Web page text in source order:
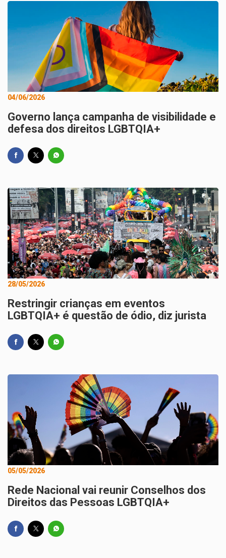
04/06/2026
Governo lança campanha de visibilidade e
defesa dos direitos LGBTQIA+
28/05/2026
Restringir crianças em eventos
LGBTQIA+ é questão de ódio, diz jurista
05/05/2026
Rede Nacional vai reunir Conselhos dos
Direitos das Pessoas LGBTQIA+